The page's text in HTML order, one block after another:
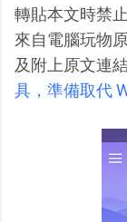
轉貼本文時禁
來自電腦玩物
及附上原文連結
具，準備取代